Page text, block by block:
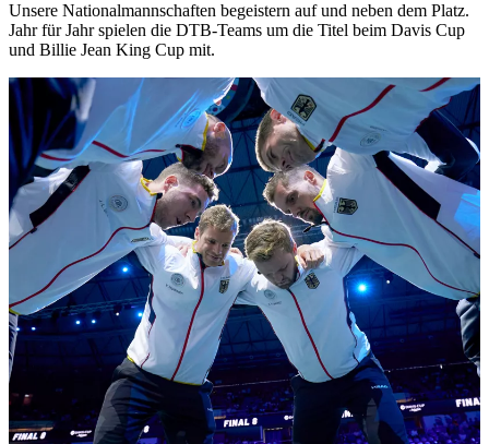
Unsere Nationalmannschaften begeistern auf und neben dem Platz.
Jahr für Jahr spielen die DTB-Teams um die Titel beim Davis Cup
und Billie Jean King Cup mit.